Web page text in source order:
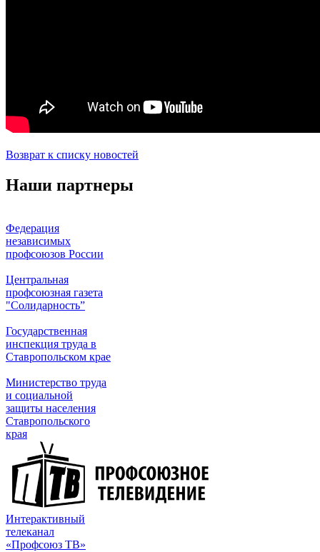
Возврат к списку новостей
Наши партнеры
Федерация
независимых
профсоюзов России
Центральная
профсоюзная газета
"Солидарность”
Государственная
инспекция труда в
Ставропольском крае
Министерство труда
и социальной
защиты населения
Ставропольского
края
Интерактивный
телеканал
«Профсоюз ТВ»